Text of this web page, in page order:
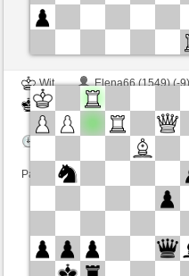
Wit
Elena66 (1549) (-
Zwart
arsenegal (1717)
Speelduur: 2 minutes/side + 0
Partij telt mee voor de ranglijst